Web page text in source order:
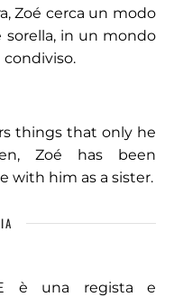
Zoé cerca un modo
sorella, in un mondo
condiviso.
things that only he
Zoé has been
with him as a sister.
è una regista e